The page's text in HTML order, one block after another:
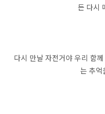
든 다시
다시 만날 자전거야 우리 함
는 추억